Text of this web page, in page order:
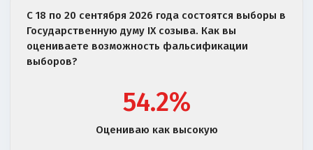
С 18 по 20 сентября 2026 года состоятся выборы в
Государственную думу IX созыва. Как вы
оцениваете возможность фальсификации
выборов?
54.2%
Оцениваю как высокую